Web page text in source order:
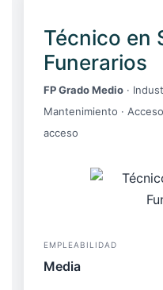
Técnico en
Funerarios
FP Grado Medio ·
Mantenimiento ·
acceso
EMPLEABILIDAD
Media